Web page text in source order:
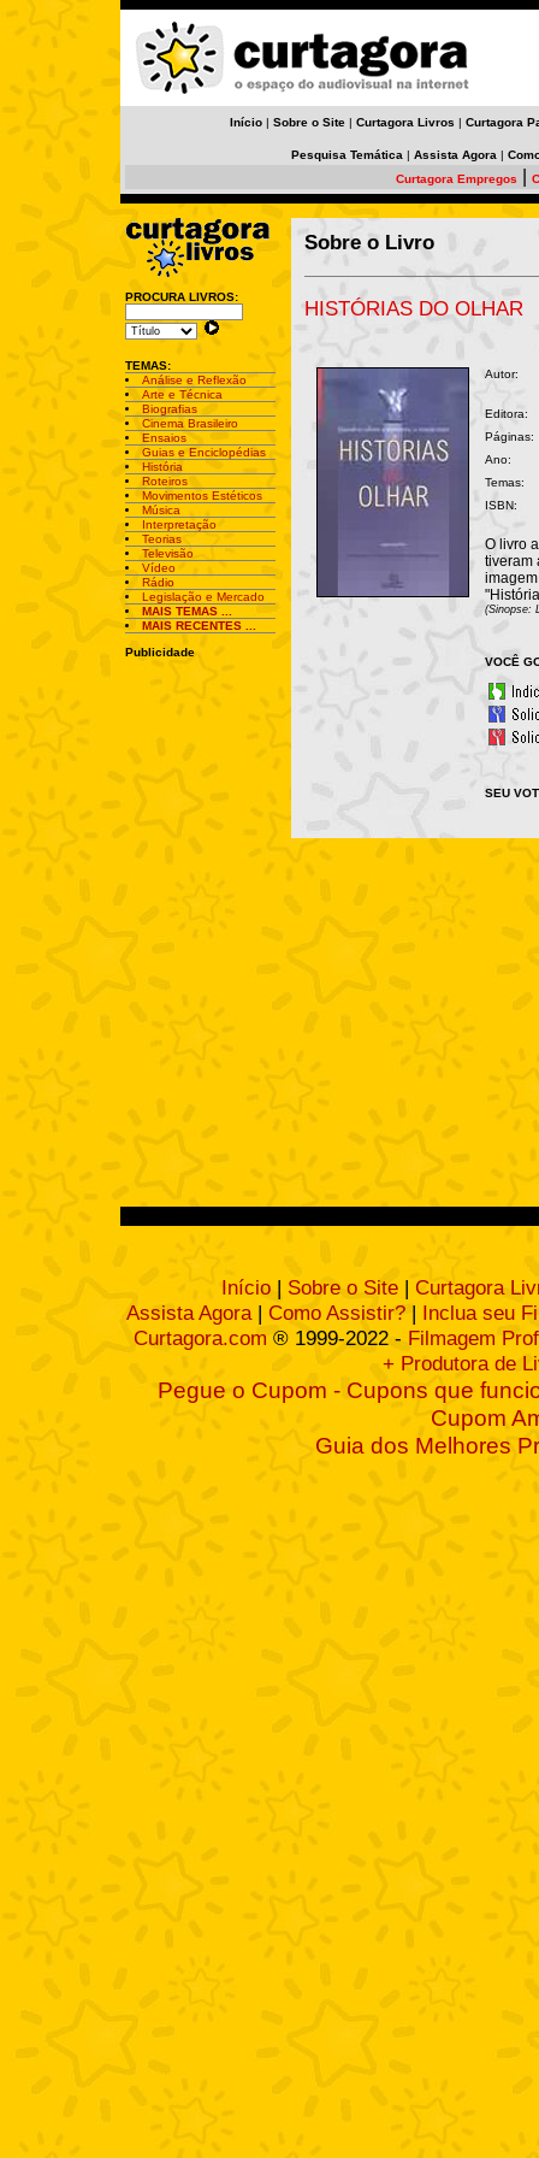
Início | Sobre o Site | Curtagora Livros | Curtagora
Pesquisa Temática | Assista Agora |
Curtagora Empregos
PROCURA LIVROS:
TEMAS:
Análise e Reflexão
Arte e Técnica
Biografias
Cinema Brasileiro
Ensaios
Guias e Enciclopédias
História
Roteiros
Movimentos Estéticos
Música
Interpretação
Teorias
Televisão
Vídeo
Rádio
Legislação e Mercado
MAIS TEMAS ...
MAIS RECENTES ...
Publicidade
Sobre o Livro
HISTÓRIAS DO OLHAR
Autor:
Editora:
Páginas:
Ano:
Temas:
ISBN:
O livro
tiveram
(Sinopse:
VOCÊ
SEU
Início | Sobre o Site | Curtagora
Assista Agora| Como Assistir? | Inclua seu
Curtagora.com ® 1999-2022 - Filmagem
+ Produtora de
Pegue o Cupom - Cupons que
Cupom
Guia dos Melhores